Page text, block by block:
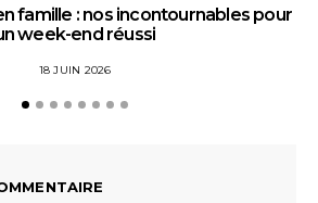
famille : nos incontournables pour
week-end réussi
18 JUIN 2026